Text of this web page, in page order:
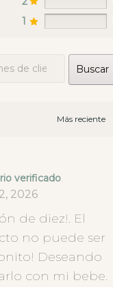
1
Buscar
verificado
2026
de diez!. El
no puede ser
Deseando
con mi bebe.